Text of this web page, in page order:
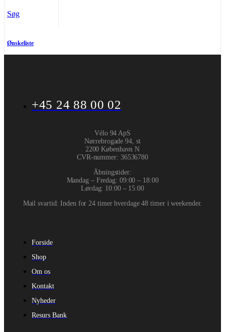
Søg
Ønskeliste
+45 24 88 00 02
Vélo 94 ApS
Nørrebrogade 94, st
2200 København N
CVR-nummer: 36536780
Åbningstider:
Mandag – Fredag: 09:00 – 18:00
Lørdag: 10:00 – 15:00
Mail svartid: Inden for 24 timer hverdage 48 timer i weekender.
Forside
Shop
Om os
Kontakt
Nyheder
Resurs Bank